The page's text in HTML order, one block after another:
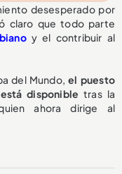
desesperado por
claro que todo parte
y el contribuir al
del Mundo,el puesto
disponible tras la
ahora dirige al